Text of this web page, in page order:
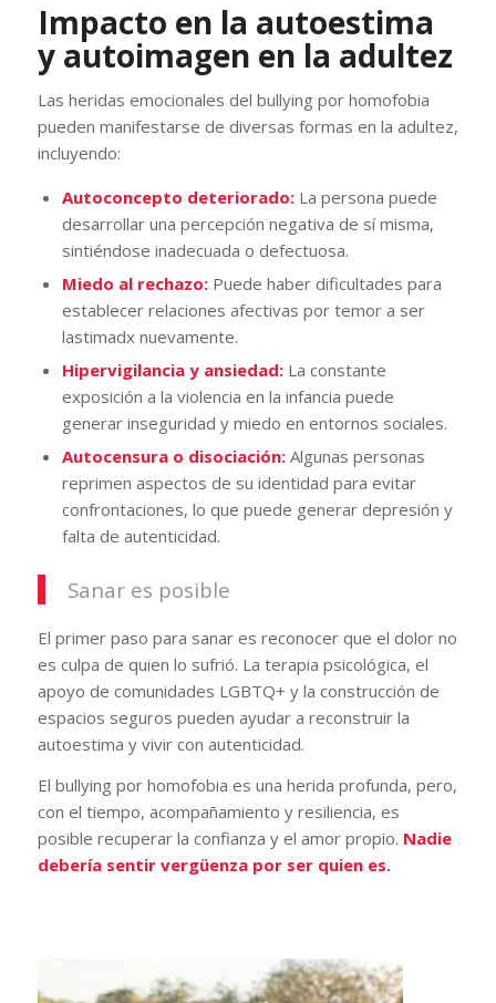
Impacto en la autoestima
y autoimagen en la adultez
Las heridas emocionales del bullying por homofobia
pueden manifestarse de diversas formas en la adultez,
incluyendo:
Autoconcepto deteriorado:La persona puede
desarrollar una percepción negativa de sí misma,
sintiéndose inadecuada o defectuosa.
Miedo al rechazo:Puede haber dificultades para
establecer relaciones afectivas por temor a ser
lastimadx nuevamente.
Hipervigilancia y ansiedad:La constante
exposición a la violencia en la infancia puede
generar inseguridad y miedo en entornos sociales.
Autocensura o disociación:Algunas personas
reprimen aspectos de su identidad para evitar
confrontaciones, lo que puede generar depresión y
falta de autenticidad.
Sanar es posible
El primer paso para sanar es reconocer que el dolor no
es culpa de quien lo sufrió. La terapia psicológica, el
apoyo de comunidades LGBTQ+ y la construcción de
espacios seguros pueden ayudar a reconstruir la
autoestima y vivir con autenticidad.
El bullying por homofobia es una herida profunda, pero,
con el tiempo, acompañamiento y resiliencia, es
posible recuperar la confianza y el amor propio. Nadie
debería sentir vergüenza por ser quien es.